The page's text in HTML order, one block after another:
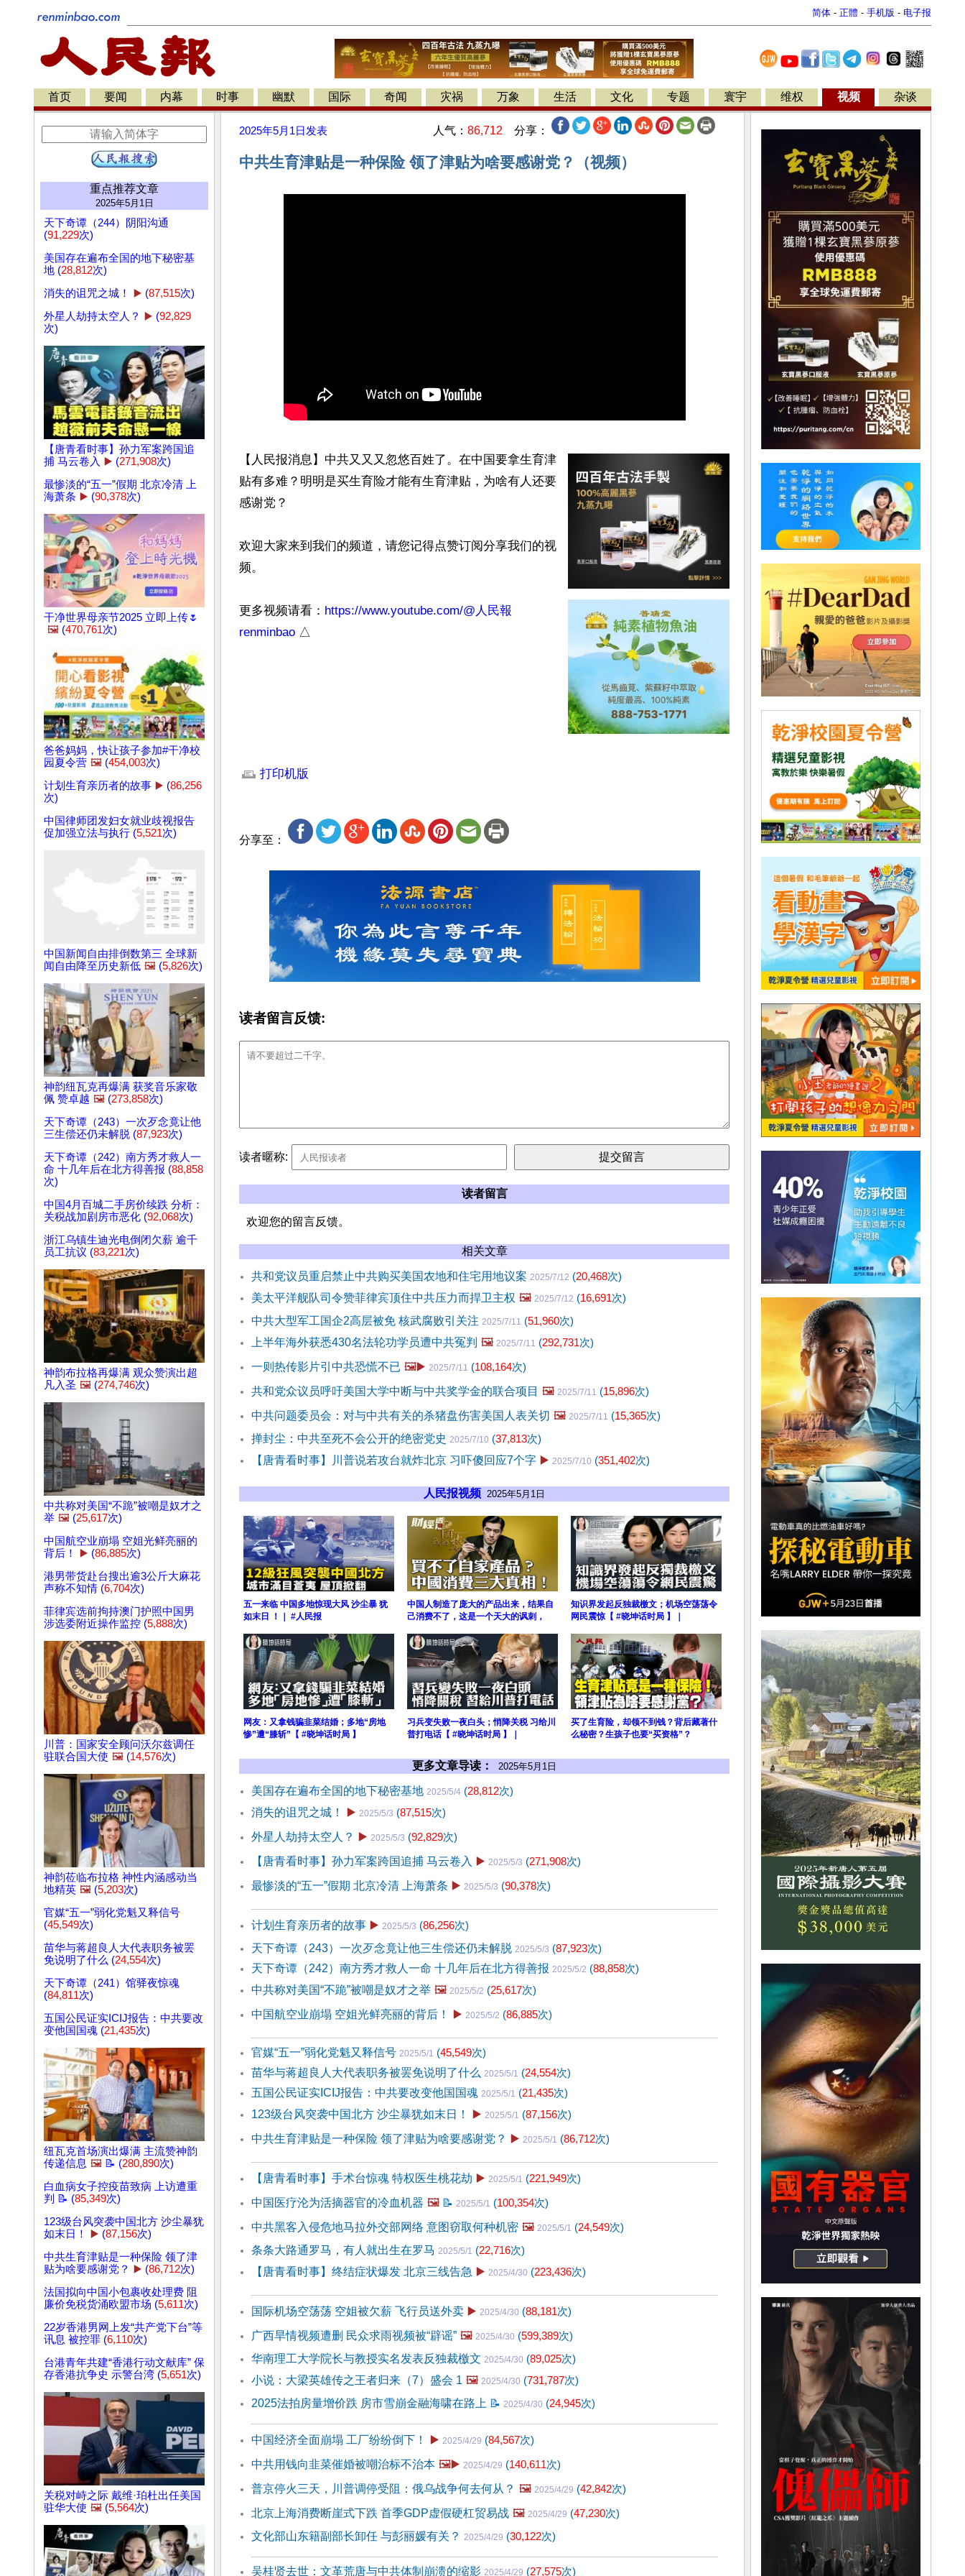
简体 - 正體 - 手机版 - 电子报
首页 要闻 内幕 时事 幽默 国际 奇闻 灾祸 万象 生活 文化 专题 寰宇 维权 视频 杂谈
重点推荐文章
2025年5月1日
天下奇谭（244）阴阳沟通
(91,229次)
美国存在遍布全国的地下秘密基
地 (28,812次)
消失的诅咒之城！
▶️ (87,515次)
外星人劫持太空人？
▶️ (92,829
次)
【唐青看时事】孙力军案跨国追
捕 马云卷入 ▶️ (271,908次)
最惨淡的“五一”假期 北京冷清 上
海萧条 ▶️ (90,378次)
干净世界母亲节2025 立即上传🌷
🖼️ (470,761次)
爸爸妈妈，快让孩子参加#干净校
园夏令营 🖼️ (454,003次)
计划生育亲历者的故事 ▶️ (86,256
次)
中国律师团发妇女就业歧视报告
促加强立法与执行 (5,521次)
中国新闻自由排倒数第三 全球新
闻自由降至历史新低 🖼️ (5,826次)
神韵纽瓦克再爆满 获奖音乐家敬
佩 赞卓越 🖼️ (273,858次)
天下奇谭（243）一次歹念竟让他
三生偿还仍未解脱 (87,923次)
天下奇谭（242）南方秀才救人一
命 十几年后在北方得善报 (88,858
次)
中国4月百城二手房价续跌 分析：
关税战加剧房市恶化 (92,068次)
浙江乌镇生迪光电倒闭欠薪 逾千
员工抗议 (83,221次)
神韵布拉格再爆满 观众赞演出超
凡入圣 🖼️ (274,746次)
中共称对美国“不跪”被嘲是奴才之
举 🖼️ (25,617次)
中国航空业崩塌 空姐光鲜亮丽的
背后！
▶️ (86,885次)
港男带货赴台搜出逾3公斤大麻花
声称不知情 (6,704次)
菲律宾选前拘持澳门护照中国男
涉选委附近操作监控 (5,888次)
川普：国家安全顾问沃尔兹调任
驻联合国大使 🖼️ (14,576次)
神韵莅临布拉格 神性内涵感动当
地精英 🖼️ (5,203次)
官媒“五一”弱化党魁又释信号
(45,549次)
苗华与蒋超良人大代表职务被罢
免说明了什么 (24,554次)
天下奇谭（241）馆驿夜惊魂
(84,811次)
五国公民证实ICIJ报告：中共要改
变他国国魂 (21,435次)
纽瓦克首场演出爆满 主流赞神韵
传递信息 🖼️ 📝 (280,890次)
白血病女子控疫苗致病 上访遭重
判 📝 (85,349次)
123级台风突袭中国北方 沙尘暴犹
如末日！
▶️ (87,156次)
中共生育津贴是一种保险 领了津
贴为啥要感谢党？
▶️ (86,712次)
法国拟向中国小包裹收处理费 阻
廉价免税货涌欧盟市场 (5,611次)
22岁香港男网上发“共产党下台”等
讯息 被控罪 (6,110次)
台港青年共建“香港行动文献库” 保
存香港抗争史 示警台湾 (5,651次)
关税对峙之际 戴维·珀杜出任美国
驻华大使 🖼️ (5,564次)
2025年5月1日 发表 人气： 86,712 分享：
中共生育津贴是一种保险 领了津贴为啥要感谢党？（视频）
【人民报消息】中共又又又忽悠百姓了。在中国要拿生育津
贴有多难？明明是买生育险才能有生育津贴，为啥有人还要
感谢党？
欢迎大家来到我们的频道，请您记得点赞订阅分享我们的视
频。
更多视频请看： https://www.youtube.com/@人民報
renminbao △
打印机版
分享至：
读者留言反馈:
读者暱称:
读者留言
欢迎您的留言反馈。
相关文章
共和党议员重启禁止中共购买美国农地和住宅用地议案 2025/7/12 (20,468次)
美太平洋舰队司令赞菲律宾顶住中共压力而捍卫主权 🖼️ 2025/7/12 (16,691次)
中共大型军工国企2高层被免 核武腐败引关注 2025/7/11 (51,960次)
上半年海外获悉430名法轮功学员遭中共冤判 🖼️ 2025/7/11 (292,731次)
一则热传影片引中共恐慌不已 🖼️▶️ 2025/7/11 (108,164次)
共和党众议员呼吁美国大学中断与中共奖学金的联合项目 🖼️ 2025/7/11 (15,896次)
中共问题委员会：对与中共有关的杀猪盘伤害美国人表关切 🖼️ 2025/7/11 (15,365次)
掸封尘：中共至死不会公开的绝密党史 2025/7/10 (37,813次)
【唐青看时事】川普说若攻台就炸北京 习吓傻回应7个字 ▶️ 2025/7/10 (351,402次)
人民报视频 2025年5月1日
五一来临 中国多地惊现大风 沙尘暴 犹
如末日 ！｜ #人民报
中国人制造了庞大的产品出来，结果自
己消费不了，这是一个天大的讽刺，
知识界发起反独裁檄文；机场空荡荡令
网民震惊【 #晓坤话时局 】｜
网友：又拿钱骗韭菜结婚；多地“房地
惨”遭“膝斩”【 #晓坤话时局 】
习兵变失败一夜白头；悄降关税 习给川
普打电话【 #晓坤话时局 】｜
买了生育险，却领不到钱？背后藏著什
么秘密？生孩子也要“买资格”？
更多文章导读： 2025年5月1日
美国存在遍布全国的地下秘密基地 2025/5/4 (28,812次)
消失的诅咒之城！
▶️ 2025/5/3 (87,515次)
外星人劫持太空人？ ▶️ 2025/5/3 (92,829次)
【唐青看时事】孙力军案跨国追捕 马云卷入 ▶️ 2025/5/3 (271,908次)
最惨淡的“五一”假期 北京冷清 上海萧条 ▶️ 2025/5/3 (90,378次)
计划生育亲历者的故事 ▶️ 2025/5/3 (86,256次)
天下奇谭（243）一次歹念竟让他三生偿还仍未解脱 2025/5/3 (87,923次)
天下奇谭（242）南方秀才救人一命 十几年后在北方得善报 2025/5/2 (88,858次)
中共称对美国“不跪”被嘲是奴才之举 🖼️ 2025/5/2 (25,617次)
中国航空业崩塌 空姐光鲜亮丽的背后！
▶️ 2025/5/2 (86,885次)
官媒“五一”弱化党魁又释信号 2025/5/1 (45,549次)
苗华与蒋超良人大代表职务被罢免说明了什么 2025/5/1 (24,554次)
五国公民证实ICIJ报告：中共要改变他国国魂 2025/5/1 (21,435次)
123级台风突袭中国北方 沙尘暴犹如末日！
▶️ 2025/5/1 (87,156次)
中共生育津贴是一种保险 领了津贴为啥要感谢党？ ▶️ 2025/5/1 (86,712次)
【唐青看时事】手术台惊魂 特权医生桃花劫 ▶️ 2025/5/1 (221,949次)
中国医疗沦为活摘器官的冷血机器 🖼️ 📝 2025/5/1 (100,354次)
中共黑客入侵危地马拉外交部网络 意图窃取何种机密 🖼️ 2025/5/1 (24,549次)
条条大路通罗马，有人就出生在罗马 2025/5/1 (22,716次)
【唐青看时事】终结症状爆发 北京三线告急 ▶️ 2025/4/30 (223,436次)
国际机场空荡荡 空姐被欠薪 飞行员送外卖 ▶️ 2025/4/30 (88,181次)
广西旱情视频遭删 民众求雨视频被“辟谣” 🖼️ 2025/4/30 (599,389次)
华南理工大学院长与教授实名发表反独裁檄文 2025/4/30 (89,025次)
小说：大梁英雄传之王者归来（7）盛会 1 🖼️ 2025/4/30 (731,787次)
2025法拍房量增价跌 房市雪崩金融海啸在路上 📝 2025/4/30 (24,945次)
中国经济全面崩塌 工厂纷纷倒下！ ▶️ 2025/4/29 (84,567次)
中共用钱向韭菜催婚被嘲治标不治本 🖼️▶️ 2025/4/29 (140,611次)
普京停火三天，川普调停受阻：俄乌战争何去何从？ 🖼️ 2025/4/29 (42,842次)
北京上海消费断崖式下跌 首季GDP虚假硬杠贸易战 🖼️ 2025/4/29 (47,230次)
文化部山东籍副部长卸任 与彭丽媛有关？ 2025/4/29 (30,122次)
吴桂贤去世：文革荒唐与中共体制崩溃的缩影 2025/4/29 (27,575次)